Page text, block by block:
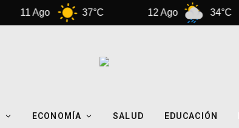
37°C 34°C
ECONOMÍA SALUD EDUCACIÓN